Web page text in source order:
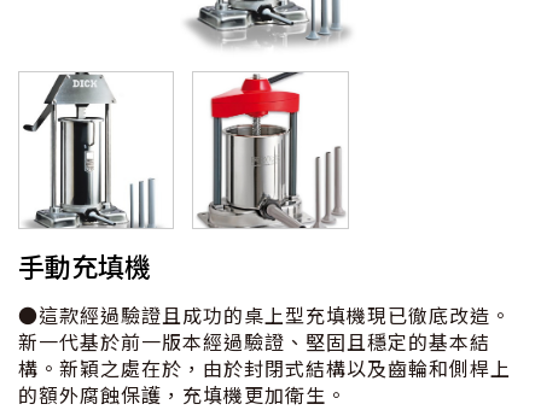
手動充填機
●這款經過驗證且成功的桌上型充填機現已徹底改造。
新一代基於前一版本經過驗證、堅固且穩定的基本結
構。新穎之處在於，由於封閉式結構以及齒輪和側桿上
的額外腐蝕保護，充填機更加衛生。